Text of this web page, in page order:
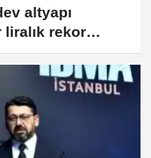
altyapı
liralık rekor